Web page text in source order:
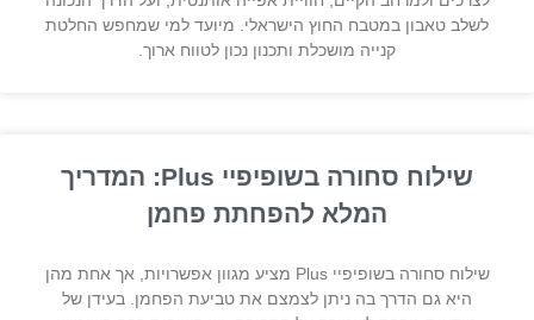
לשלב טאבון במטבח החוץ הישראלי. מיועד למי שמחפש החלטת
קנייה מושכלת ותכנון נכון לטווח ארוך.
שילוח סחורה בשופיפיי Plus: המדריך
המלא להפחתת פחמן
שילוח סחורה בשופיפיי Plus מציע מגוון אפשרויות, אך אחת מהן
היא גם הדרך בה ניתן לצמצם את טביעת הפחמן. בעידן של